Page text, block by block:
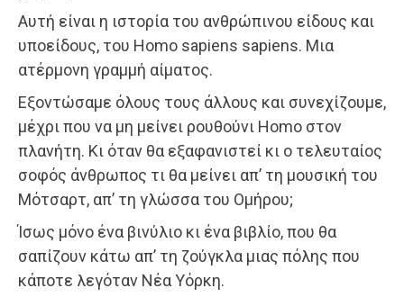
Αυτή είναι η ιστορία του ανθρώπινου είδους και
υποείδους, του Homo sapiens sapiens. Μια
ατέρμονη γραμμή αίματος.
Εξοντώσαμε όλους τους άλλους και συνεχίζουμε,
μέχρι που να μη μείνει ρουθούνι Homo στον
πλανήτη. Κι όταν θα εξαφανιστεί κι ο τελευταίος
σοφός άνθρωπος τι θα μείνει απ’ τη μουσική του
Μότσαρτ, απ’ τη γλώσσα του Ομήρου;
Ίσως μόνο ένα βινύλιο κι ένα βιβλίο, που θα
σαπίζουν κάτω απ’ τη ζούγκλα μιας πόλης που
κάποτε λεγόταν Νέα Υόρκη.